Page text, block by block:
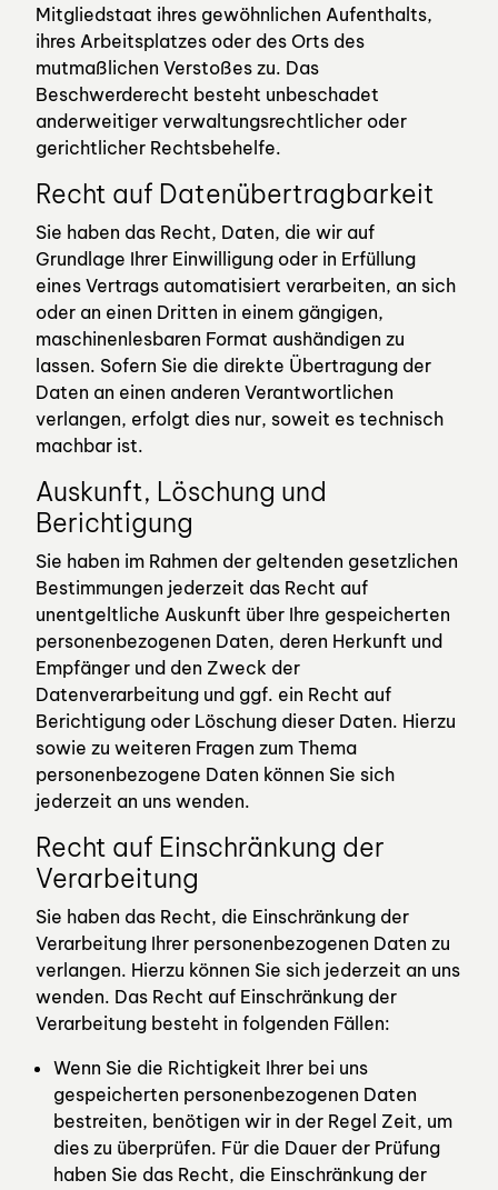
Mitgliedstaat ihres gewöhnlichen Aufenthalts,
ihres Arbeitsplatzes oder des Orts des
mutmaßlichen Verstoßes zu. Das
Beschwerderecht besteht unbeschadet
anderweitiger verwaltungsrechtlicher oder
gerichtlicher Rechtsbehelfe.
Recht auf Datenübertragbarkeit
Sie haben das Recht, Daten, die wir auf
Grundlage Ihrer Einwilligung oder in Erfüllung
eines Vertrags automatisiert verarbeiten, an sich
oder an einen Dritten in einem gängigen,
maschinenlesbaren Format aushändigen zu
lassen. Sofern Sie die direkte Übertragung der
Daten an einen anderen Verantwortlichen
verlangen, erfolgt dies nur, soweit es technisch
machbar ist.
Auskunft, Löschung und
Berichtigung
Sie haben im Rahmen der geltenden gesetzlichen
Bestimmungen jederzeit das Recht auf
unentgeltliche Auskunft über Ihre gespeicherten
personenbezogenen Daten, deren Herkunft und
Empfänger und den Zweck der
Datenverarbeitung und ggf. ein Recht auf
Berichtigung oder Löschung dieser Daten. Hierzu
sowie zu weiteren Fragen zum Thema
personenbezogene Daten können Sie sich
jederzeit an uns wenden.
Recht auf Einschränkung der
Verarbeitung
Sie haben das Recht, die Einschränkung der
Verarbeitung Ihrer personenbezogenen Daten zu
verlangen. Hierzu können Sie sich jederzeit an uns
wenden. Das Recht auf Einschränkung der
Verarbeitung besteht in folgenden Fällen:
Wenn Sie die Richtigkeit Ihrer bei uns
gespeicherten personenbezogenen Daten
bestreiten, benötigen wir in der Regel Zeit, um
dies zu überprüfen. Für die Dauer der Prüfung
haben Sie das Recht, die Einschränkung der